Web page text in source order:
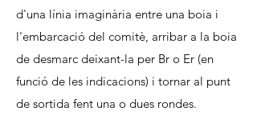
d'una línia imaginària entre una boia i
l'embarcació del comitè, arribar a la boia
de desmarc deixant-la per Br o Er (en
funció de les indicacions) i tornar al punt
de sortida fent una o dues rondes.